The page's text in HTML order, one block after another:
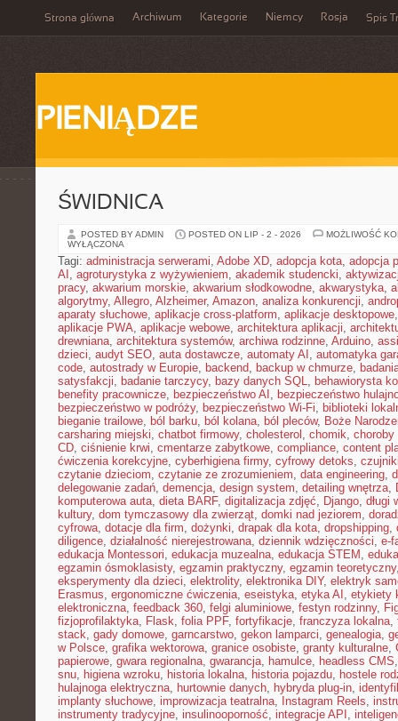
Strona główna Archiwum Kategorie Niemcy Rosja Spis
PIENIĄDZE
ŚWIDNICA
POSTED BY ADMIN POSTED ON LIP - 2 - 2026
MOŻLIWOŚĆ
WYŁĄCZONA
Tagi: administracja serwerami, Adobe XD, adopcja kota, adopcja
AI , agroturystyka z wyżywieniem, akademik studencki,
pracy, akwarium morskie, akwarium słodkowodne, akwarystyka,
algorytmy, Allegro, Alzheimer, Amazon, analiza konkurencji,
aparaty słuchowe, aplikacje cross-platform, aplikacje desktopowe
aplikacje PWA, aplikacje webowe, architektura aplikacji,
drewniana, architektura systemów, archiwa rodzinne, Arduino,
dzieci, audyt SEO, auta dostawcze, automaty AI , automatyka
code, autostrady w Europie, backend, backup w chmurze,
satysfakcji, badanie tarczycy, bazy danych SQL, behawiorysta
benefity pracownicze, bezpieczeństwo AI , bezpieczeństwo
bezpieczeństwo w podróży, bezpieczeństwo Wi-Fi, biblioteki
bieganie trailowe, ból barku, ból kolana, ból pleców, Boże
carsharing miejski, chatbot firmowy, cholesterol , chomik, choroby
CD, ciśnienie krwi, cmentarze zabytkowe, compliance, content
ćwiczenia korekcyjne, cyberhigiena firmy, cyfrowy detoks,
czytanie dzieciom, czytanie ze zrozumieniem, data engineering,
delegowanie zadań, demencja, design system, detailing wnętrza,
komputerowa auta, dieta BARF, digitalizacja zdjęć, Django, długi
kultury, dom tymczasowy dla zwierząt, domki nad jeziorem,
cyfrowa, dotacje dla firm, dożynki, drapak dla kota, dropshipping,
diligence, działalność nierejestrowana, dziennik wdzięczności, e-
edukacja Montessori, edukacja muzealna, edukacja STEM ,
egzamin ósmoklasisty, egzamin praktyczny, egzamin teoretyczny
eksperymenty dla dzieci, elektrolity, elektronika DIY, elektryk
Erasmus, ergonomiczne ćwiczenia, eseistyka, etyka AI , etykiety
elektroniczna, feedback 360, felgi aluminiowe, festyn rodzinny,
fizjoprofilaktyka, Flask, folia PPF, fortyfikacje, franczyza lokalna,
stack, gady domowe, garncarstwo, gekon lamparci, genealogia,
w Polsce, grafika wektorowa, granice osobiste, granty kulturalne,
papierowe, gwara regionalna, gwarancja, hamulce, headless CMS
snu, higiena wzroku, historia lokalna, historia pojazdu, hostele
hulajnoga elektryczna, hurtownie danych, hybryda plug-in,
implanty słuchowe, improwizacja teatralna, Instagram Reels,
instrumenty tradycyjne, insulinooporność, integracje API ,